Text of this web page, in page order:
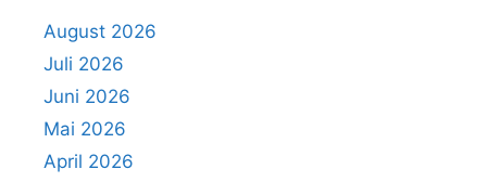
August 2026
Juli 2026
Juni 2026
Mai 2026
April 2026